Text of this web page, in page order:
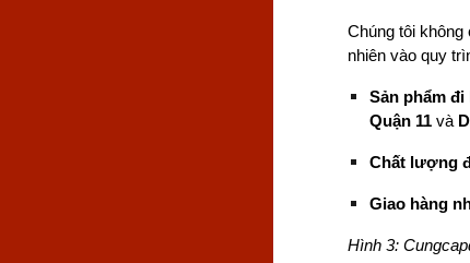
Chúng tôi
nhiên vào quy
Sản phẩm đi
Quận 11 và
Chất lượng
Giao hàng
Hình 3: